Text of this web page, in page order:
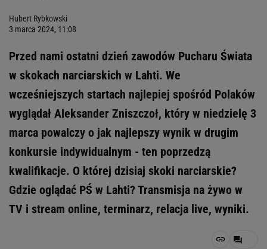
Hubert Rybkowski
3 marca 2024, 11:08
Przed nami ostatni dzień zawodów Pucharu Świata
w skokach narciarskich w Lahti. We
wcześniejszych startach najlepiej spośród Polaków
wyglądał Aleksander Zniszczoł, który w niedzielę 3
marca powalczy o jak najlepszy wynik w drugim
konkursie indywidualnym - ten poprzedzą
kwalifikacje. O której dzisiaj skoki narciarskie?
Gdzie oglądać PŚ w Lahti? Transmisja na żywo w
TV i stream online, terminarz, relacja live, wyniki.